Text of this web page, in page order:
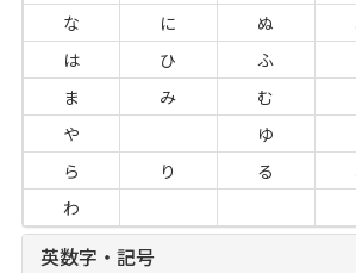
な
に ぬ
は
ひ ふ
ま
み む
や
ゆ
ら
り る
わ
英数字・記号